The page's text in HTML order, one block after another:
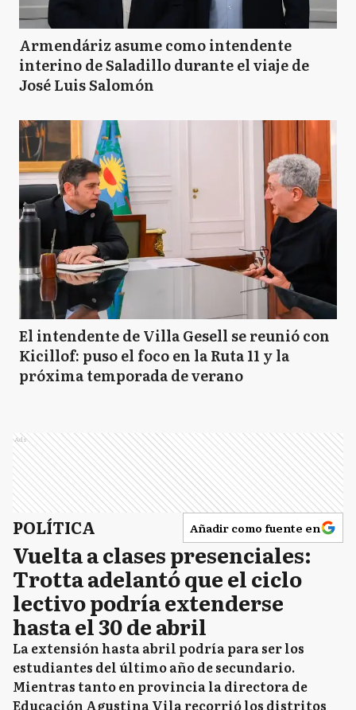
Armendáriz asume como intendente
interino de Saladillo durante el viaje de
José Luis Salomón
El intendente de Villa Gesell se reunió con
Kicillof: puso el foco en la Ruta 11 y la
próxima temporada de verano
Ads
POLÍTICA Añadir como fuente en
Vuelta a clases presenciales:
Trotta adelantó que el ciclo
lectivo podría extenderse
hasta el 30 de abril
La extensión hasta abril podría para ser los
estudiantes del último año de secundario.
Mientras tanto en provincia la directora de
Educación Agustina Vila recorrió los distritos